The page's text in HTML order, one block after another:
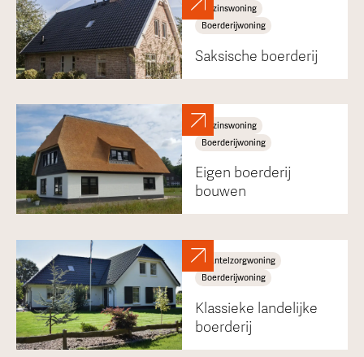
Gezinswoning
Boerderijwoning
Saksische boerderij
Gezinswoning
Boerderijwoning
Eigen boerderij
bouwen
Mantelzorgwoning
Boerderijwoning
Klassieke landelijke
boerderij